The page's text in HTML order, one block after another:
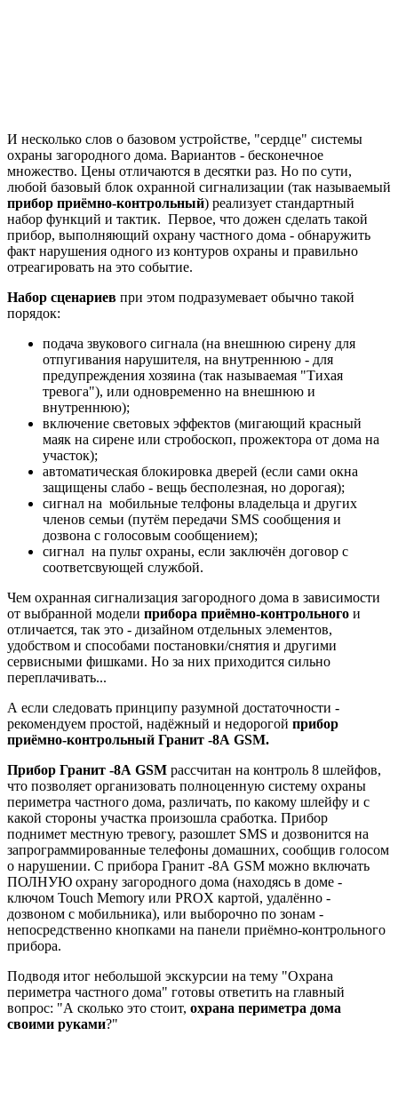
И несколько слов о базовом устройстве, "сердце" системы
охраны загородного дома. Вариантов - бесконечное
множество. Цены отличаются в десятки раз. Но по сути,
любой базовый блок охранной сигнализации (так называемый
прибор приёмно-контрольный) реализует стандартный
набор функций и тактик. Первое, что дожен сделать такой
прибор, выполняющий охрану частного дома - обнаружить
факт нарушения одного из контуров охраны и правильно
отреагировать на это событие.
Набор сценариев при этом подразумевает обычно такой
порядок:
подача звукового сигнала (на внешнюю сирену для
отпугивания нарушителя, на внутреннюю - для
предупреждения хозяина (так называемая "Тихая
тревога"), или одновременно на внешнюю и
внутреннюю);
включение световых эффектов (мигающий красный
маяк на сирене или стробоскоп, прожектора от дома на
участок);
автоматическая блокировка дверей (если сами окна
защищены слабо - вещь бесполезная, но дорогая);
сигнал на мобильные телфоны владельца и других
членов семьи (путём передачи SMS сообщения и
дозвона с голосовым сообщением);
сигнал на пульт охраны, если заключён договор с
соответсвующей службой.
Чем охранная сигнализация загородного дома в зависимости
от выбранной модели прибора приёмно-контрольного и
отличается, так это - дизайном отдельных элементов,
удобством и способами постановки/снятия и другими
сервисными фишками. Но за них приходится сильно
переплачивать...
А если следовать принципу разумной достаточности -
рекомендуем простой, надёжный и недорогой прибор
приёмно-контрольный Гранит -8А GSM.
Прибор Гранит -8А GSM рассчитан на контроль 8 шлейфов,
что позволяет организовать полноценную систему охраны
периметра частного дома, различать, по какому шлейфу и с
какой стороны участка произошла сработка. Прибор
поднимет местную тревогу, разошлет SMS и дозвонится на
запрограммированные телефоны домашних, сообщив голосом
о нарушении. С прибора Гранит -8А GSM можно включать
ПОЛНУЮ охрану загородного дома (находясь в доме -
ключом Touch Memory или PROX картой, удалённо -
дозвоном с мобильника), или выборочно по зонам -
непосредственно кнопками на панели приёмно-контрольного
прибора.
Подводя итог небольшой экскурсии на тему "Охрана
периметра частного дома" готовы ответить на главный
вопрос: "А сколько это стоит, охрана периметра дома
своими руками?"